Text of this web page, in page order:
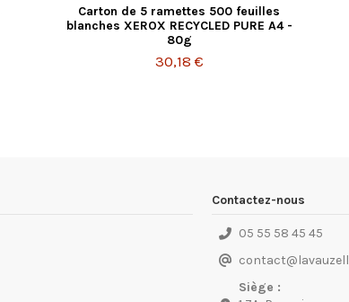
Carton de 5 ramettes 500 feuilles
blanches XEROX RECYCLED PURE A4 -
80g
30,18 €
Contactez-nous
05 55 58 45 45
contact@
Siège :